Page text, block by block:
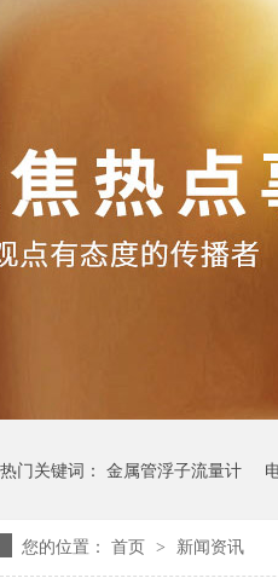
热门关键词： 金属管浮子流量计
您的位置： 首页 > 新闻资讯